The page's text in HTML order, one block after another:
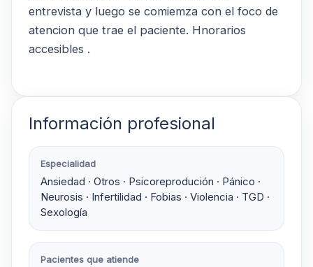
entrevista y luego se comiemza con el foco de
atencion que trae el paciente. Hnorarios
accesibles .
Información profesional
Especialidad
Ansiedad · Otros · Psicoreprodución · Pánico ·
Neurosis · Infertilidad · Fobias · Violencia · TGD ·
Sexología
Pacientes que atiende